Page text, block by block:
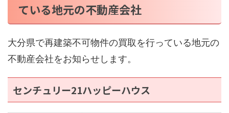
ている地元の不動産会社
大分県で再建築不可物件の買取を行っている地元の
不動産会社をお知らせします。
センチュリー21ハッピーハウス